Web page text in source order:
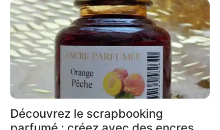
Découvrez le scrapbooking